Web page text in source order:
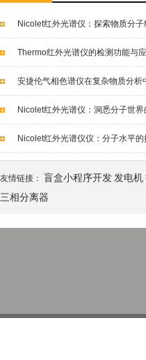
Nicolet红外光谱仪：探索物质分
Thermo红外光谱仪的检测功能与
安捷伦气相色谱仪在复杂物质分析
Nicolet红外光谱仪：洞悉分子世
Nicolet红外光谱仪仪：分子水平的
友情链接： 盲盒小程序开发 发电机
三相分离器